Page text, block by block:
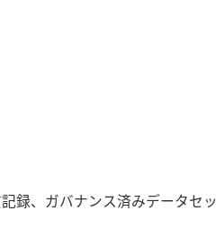
録、ガバナンス済みデータセッ